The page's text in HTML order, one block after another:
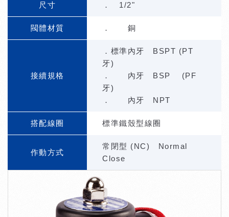
尺寸 ． 1/2"
閥體材質 ． 銅
接續規格
．標準內牙 BSPT (PT
牙)
． 內牙 BSP (PF
牙)
． 內牙 NPT
搭配線圈 標準鐵殼型線圈
作動方式
常閉型 (NC) Normal
Close